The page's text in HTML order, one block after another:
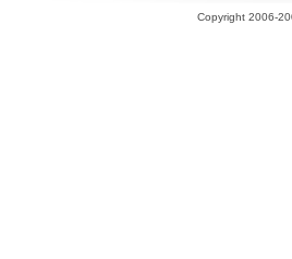
Copyright 2006-